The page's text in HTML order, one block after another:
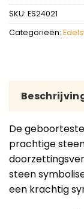
SKU: ES24021
Categorieën:
De
prachtige
steen
een krachtig